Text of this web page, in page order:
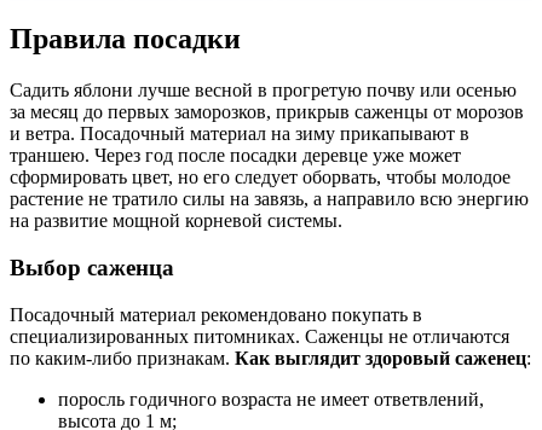
Правила посадки
Садить яблони лучше весной в прогретую почву или осенью
за месяц до первых заморозков, прикрыв саженцы от морозов
и ветра. Посадочный материал на зиму прикапывают в
траншею. Через год после посадки деревце уже может
сформировать цвет, но его следует оборвать, чтобы молодое
растение не тратило силы на завязь, а направило всю энергию
на развитие мощной корневой системы.
Выбор саженца
Посадочный материал рекомендовано покупать в
специализированных питомниках. Саженцы не отличаются
по каким-либо признакам. Как выглядит здоровый саженец:
поросль годичного возраста не имеет ответвлений,
высота до 1 м;